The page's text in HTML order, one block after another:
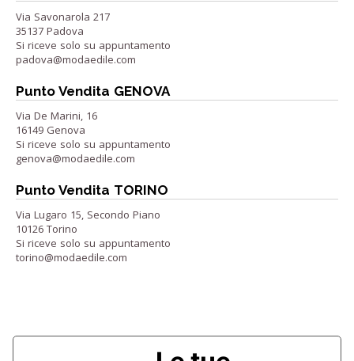
Via Savonarola 217
35137 Padova
Si riceve solo su appuntamento
padova@modaedile.com
Punto Vendita GENOVA
Via De Marini, 16
16149 Genova
Si riceve solo su appuntamento
genova@modaedile.com
Punto Vendita TORINO
Via Lugaro 15, Secondo Piano
10126 Torino
Si riceve solo su appuntamento
torino@modaedile.com